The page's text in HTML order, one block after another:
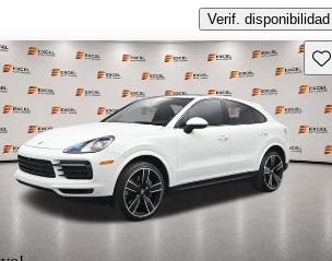
Verif. disponibilidad
Aviso